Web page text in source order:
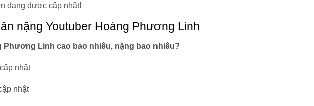
đang được cập nhật!
nặng Youtuber Hoàng Phương Linh
Phương Linh cao bao nhiêu, nặng bao nhiêu?
nhật
nhật